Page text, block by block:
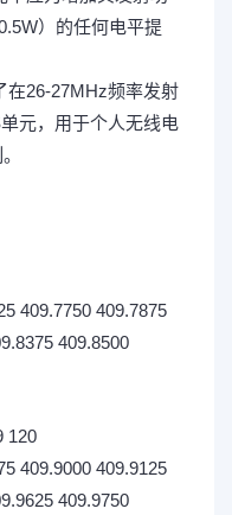
）的任何电平提
26-27MHz频率发射
元，用于个人无线电
409.7750 409.7875
409.8500
120
409.9000 409.9125
409.9750